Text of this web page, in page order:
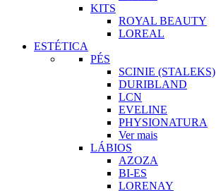
KITS
ROYAL BEAUTY
LOREAL
ESTÉTICA
PÉS
SCINIE (STALEKS)
DURIBLAND
LCN
EVELINE
PHYSIONATURA
Ver mais
LÁBIOS
AZOZA
BI-ES
LORENAY